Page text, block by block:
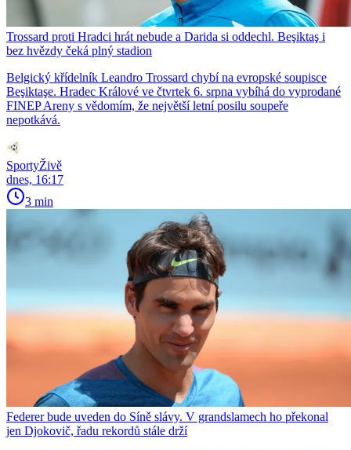
Trossard proti Hradci hrát nebude a Darida si oddechl. Beşiktaş i
bez hvězdy čeká plný stadion
Belgický křídelník Leandro Trossard chybí na evropské soupisce
Beşiktaşe. Hradec Králové ve čtvrtek 6. srpna vybíhá do vyprodané
FINEP Areny s vědomím, že největší letní posilu soupeře
nepotkává.
SportyŽivě
dnes, 16:17
3 min
Federer bude uveden do Síně slávy. V grandslamech ho překonal
jen Djokovič, řadu rekordů stále drží